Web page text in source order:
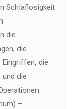
Schlaflosigkeit
die
die
die
die
–